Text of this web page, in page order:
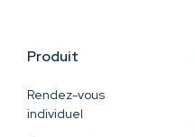
Produit
Rendez-vous
individuel